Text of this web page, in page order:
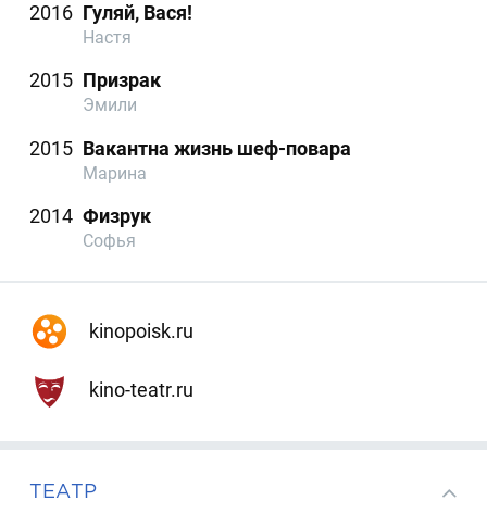
2016 Гуляй, Вася!
Настя
2015 Призрак
Эмили
2015 Вакантна жизнь шеф-повара
Марина
2014 Физрук
Софья
kinopoisk.ru
kino-teatr.ru
ТЕАТР